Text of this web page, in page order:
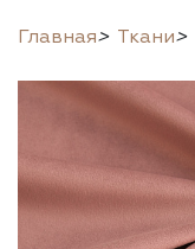
Главная> Ткани>